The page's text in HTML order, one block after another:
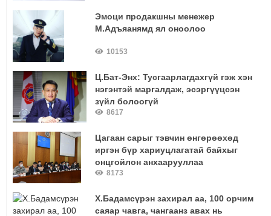
Эмоци продакшны менежер
М.Адъяанямд ял оноолоо
10153
Ц.Бат-Энх: Тусгаарлагдахгүй гэж хэн
нэгэнтэй маргалдаж, эсэргүүцсэн
зүйл болоогүй
8617
Цагаан сарыг тэвчин өнгөрөөхөд
иргэн бүр хариуцлагатай байхыг
онцгойлон анхаарууллаа
8173
Х.Бадамсүрэн захирал аа, 100 орчим
саяар чавга, чангаанз авах нь